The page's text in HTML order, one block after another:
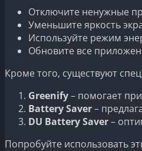
Отключите ненужные
Уменьшите яркость
Используйте режим
Обновите все
Кроме того, существуют
Greenify– помогает
Battery Saver–
DU Battery Saver–
Попробуйте использовать